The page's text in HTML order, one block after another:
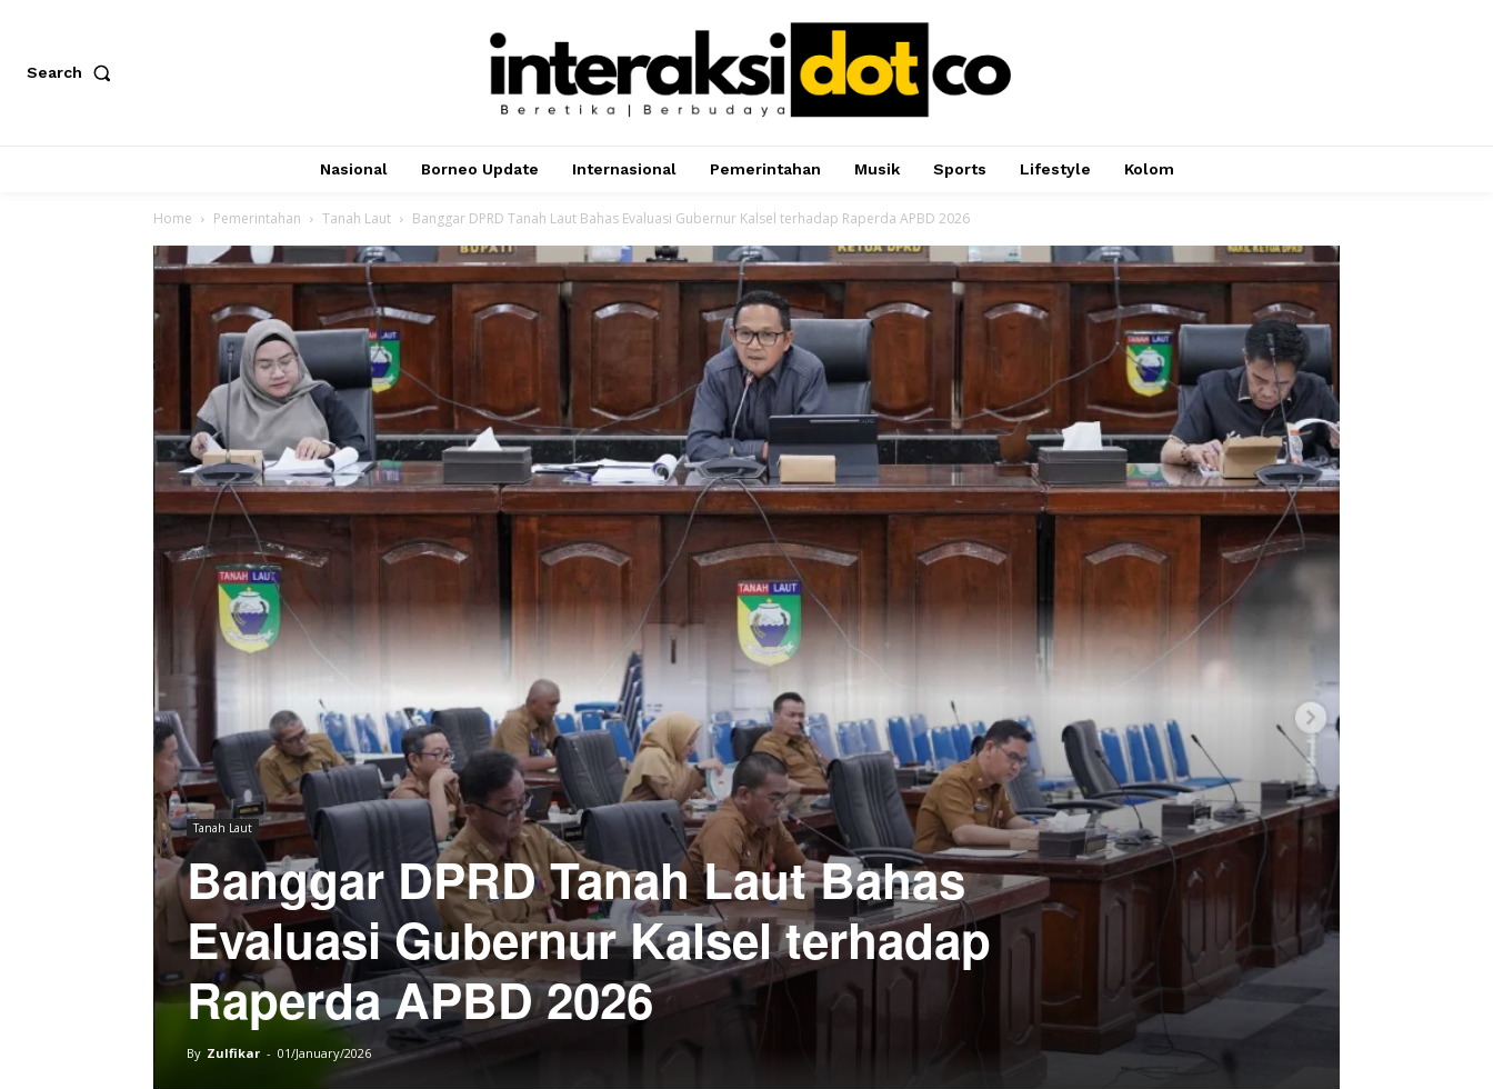
Search
Nasional Borneo Update Internasional Pemerintahan Musik Sports Lifestyle Kolom
Home Pemerintahan Tanah Laut Banggar DPRD Tanah Laut Bahas Evaluasi Gubernur Kalsel terhadap Raperda APBD 2026
Tanah Laut
Banggar DPRD Tanah Laut Bahas
Evaluasi Gubernur Kalsel terhadap
Raperda APBD 2026
By Zulfikar - 01/January/2026